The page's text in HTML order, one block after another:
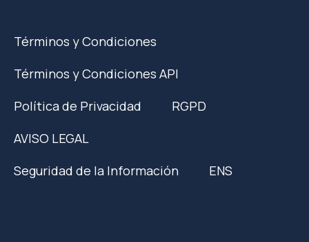
Términos y Condiciones
Términos y Condiciones API
Política de Privacidad
RGPD
AVISO LEGAL
Seguridad de la Información
ENS